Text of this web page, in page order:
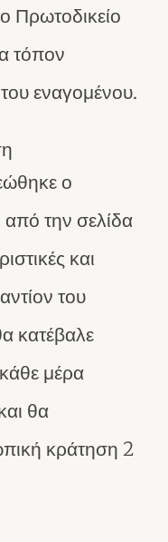
Πρωτοδικείο
τόπον
του εναγομένου.
ο
από την σελίδα
και
του
κατέβαλε
μέρα
θα
κράτηση 2